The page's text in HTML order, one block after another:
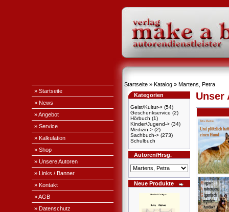
» Startseite
» News
» Angebot
» Service
» Kalkulation
» Shop
» Unsere Autoren
» Links / Banner
» Kontakt
» AGB
» Datenschutz
Startseite » Katalog » Martens, Petra
Kategorien
Geist/Kultur-> (54)
Geschenkservice (2)
Hörbuch (1)
Kinder/Jugend-> (34)
Medizin-> (2)
Sachbuch-> (273)
Schulbuch
Autoren/Hrsg.
Neue Produkte
Unser